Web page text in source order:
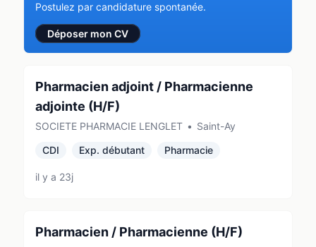
Postulez par candidature spontanée.
Déposer mon CV
Pharmacien adjoint / Pharmacienne
adjointe (H/F)
SOCIETE PHARMACIE LENGLET • Saint-Ay
CDI
Exp. débutant Pharmacie
il y a 23j
Pharmacien / Pharmacienne (H/F)